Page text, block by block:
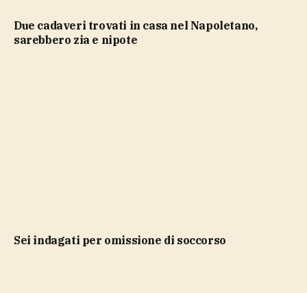
Due cadaveri trovati in casa nel Napoletano,
sarebbero zia e nipote
sei indagati per omissione di soccorso